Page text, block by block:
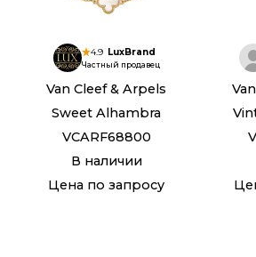
4.9 LuxBrand
Частный продавец
Van Cleef & Arpels
Sweet Alhambra
VCARF68800
В наличии
Цена по запросу